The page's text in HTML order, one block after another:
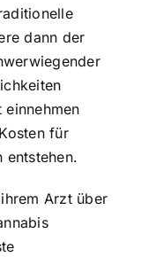
dann der
für
entstehen.
Arzt über